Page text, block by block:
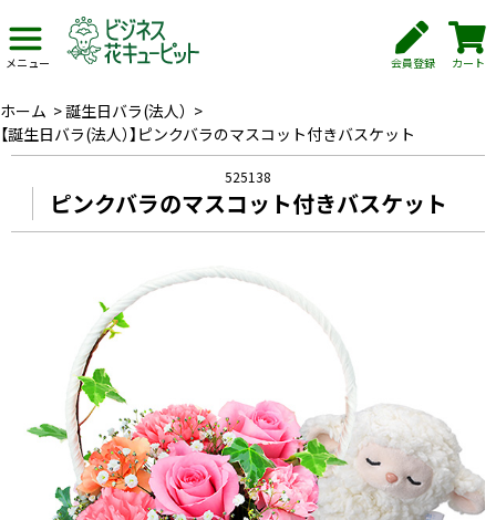
メニュー 会員登録 カート
ホーム >誕生日バラ(法人） >
【誕生日バラ(法人）】ピンクバラのマスコット付きバスケット
525138
ピンクバラのマスコット付きバスケット